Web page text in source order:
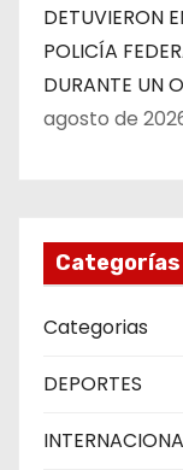
DETUVIERON
POLICÍA
DURANTE UN
agosto de
Categorías
Categorias
DEPORTES